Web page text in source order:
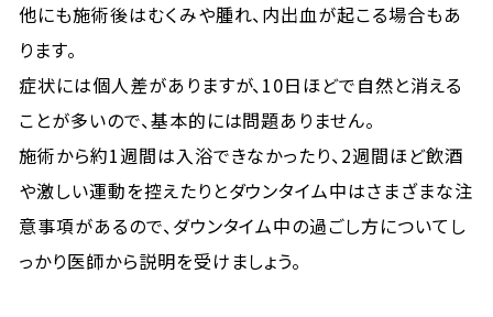
他にも施術後はむくみや腫れ、内出血が起こる場合もあ
ります。
症状には個人差がありますが、10日ほどで自然と消える
ことが多いので、基本的には問題ありません。
施術から約1週間は入浴できなかったり、2週間ほど飲酒
や激しい運動を控えたりとダウンタイム中はさまざまな注
意事項があるので、ダウンタイム中の過ごし方についてし
っかり医師から説明を受けましょう。